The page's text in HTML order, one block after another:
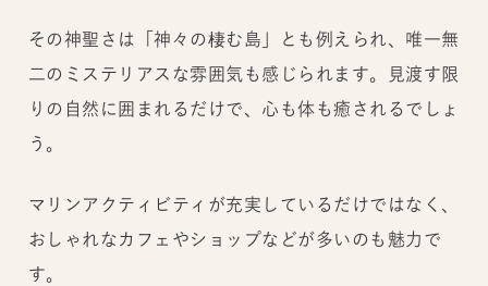
その神聖さは「神々の棲む島」とも例えられ、唯一無
二のミステリアスな雰囲気も感じられます。見渡す限
りの自然に囲まれるだけで、心も体も癒されるでしょ
う。
マリンアクティビティが充実しているだけではなく、
おしゃれなカフェやショップなどが多いのも魅力で
す。